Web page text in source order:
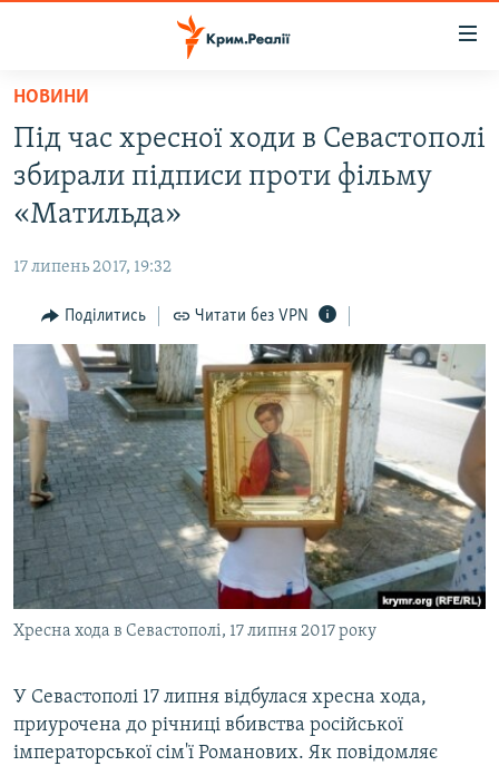
Перейти
основного
матеріалу
Перейти
до
основної
Перейти
до
пошуку
ВОДА.КРИМ
ВІДЕО ТА ФОТО
БЛОГИ
ПОГЛЯД
ІНТЕРВ'Ю
ВСЕ ЗА ДЕНЬ
СПЕЦПРОЕКТИ
ДЕПОРТАЦІЯ
ВІДЕОУРОКИ «ELIFBE»
СВІДЧЕННЯ ОКУПАЦІЇ
УКРАЇНСЬКА ПРОБЛЕМА КРИМУ
ІНФОГРАФІКА
ЯК ОБІЙТИ БЛОКУВАННЯ
Русский
Qırımtatar
ДОЛУЧАЙСЯ!
Усі сайти RFE/RL
НОВИНИ
Під час хресної ходи в Севастополі
збирали підписи проти фільму
«Матильда»
17 липень 2017, 19:32
Поділитись Читати без VPN
Хресна хода в Севастополі, 17 липня 2017 року
У Севастополі 17 липня відбулася хресна хода,
приурочена до річниці вбивства російської
імператорської сім'ї Романових. Як повідомляє